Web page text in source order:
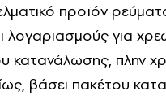
προϊόν
για
κατανάλωσης, πλην
βάσει πακέτου